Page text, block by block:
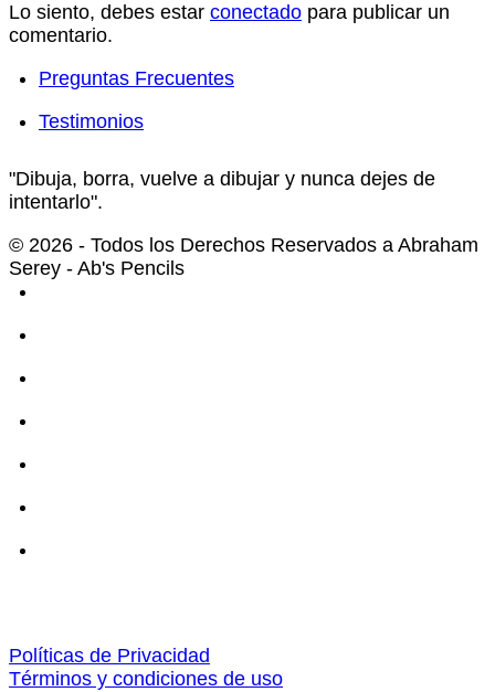
Lo siento, debes estar conectado para publicar un
comentario.
Preguntas Frecuentes
Testimonios
"Dibuja, borra, vuelve a dibujar y nunca dejes de
intentarlo".
© 2026 - Todos los Derechos Reservados a Abraham
Serey - Ab's Pencils
Políticas de Privacidad
Términos y condiciones de uso